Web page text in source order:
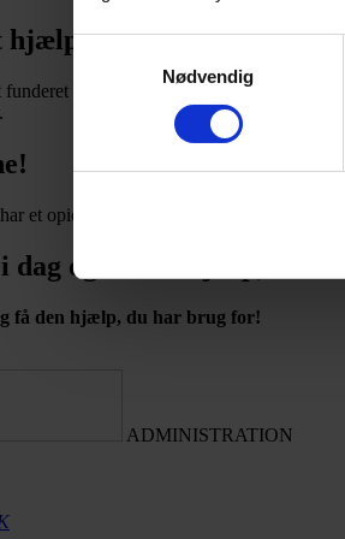
Samtykkevalg
Nødvendig
hjælpe dig!
organisation, der tilbyder gratis og
et opioidmisbrug. Men der er også
og få den hjælp, du
få den hjælp, du har brug for!
ADMINISTRATION